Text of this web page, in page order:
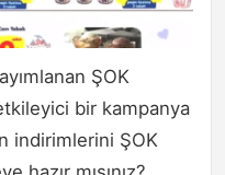
ŞOK
bir kampanya
indirimlerini ŞOK